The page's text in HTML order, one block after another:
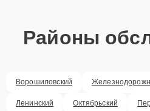
Районы
Ворошиловский
Ленинский Октябрьский